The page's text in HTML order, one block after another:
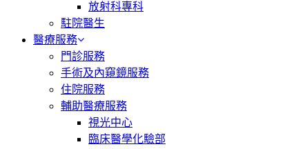
放射科專科
駐院醫生
醫療服務
門診服務
手術及內窺鏡服務
住院服務
輔助醫療服務
視光中心
臨床醫學化驗部